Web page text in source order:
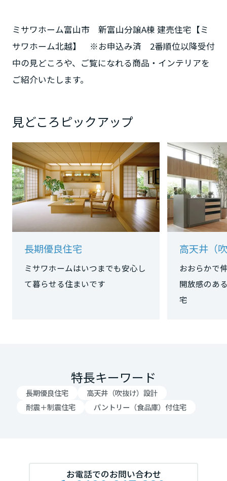
ミサワホーム富山市 新富山分譲A棟 建売住宅【ミ
サワホーム北越】 ※お申込み済 2番順位以降受付
中の見どころや、ご覧になれる商品・インテリアを
ご紹介いたします。
見どころピックアップ
長期優良住宅
ミサワホームはいつまでも安心し
て暮らせる住まいです
高天井（
おおらかで
開放感のあ
特長キーワード
長期優良住宅
高天井（吹抜け）設計
耐震＋制震住宅
パントリー（食品庫）付住宅
お電話でのお問い合わせ
大阪府
奈良県
和歌山県
中国・四国エリア
鳥取県
岡山県